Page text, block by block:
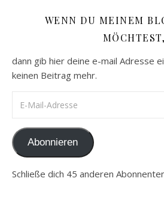
WENN DU MEINEM
MÖCHTEST,
dann gib hier deine e-mail Adresse
keinen Beitrag mehr.
Abonnieren
Schließe dich 45 anderen